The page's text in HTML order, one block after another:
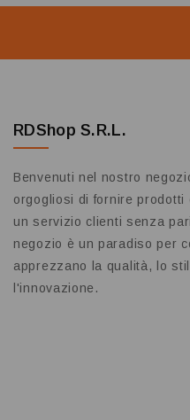
RDShop S.R.L.
Benvenuti nel nostro
orgogliosi di fornire prodotti
un servizio clienti senza
negozio è un paradiso per
apprezzano la qualità, lo
l'innovazione.